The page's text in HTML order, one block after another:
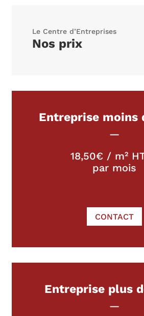
Le Centre d’Entreprises
Nos prix
Entreprise moins
—
18,50€ / m²
par mois
CONTACT
Entreprise plus
—